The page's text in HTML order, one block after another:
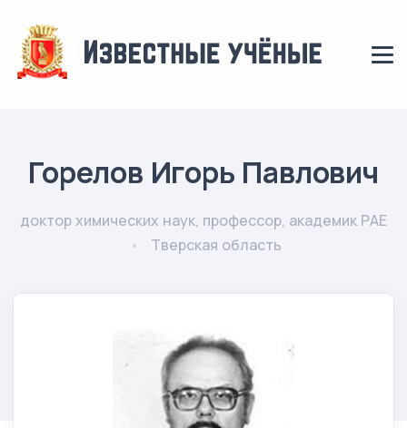
Горелов Игорь Павлович
доктор химических наук, профессор, академик РАЕ
Тверская область